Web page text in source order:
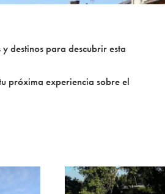
destinos para descubrir esta
próxima experiencia sobre el